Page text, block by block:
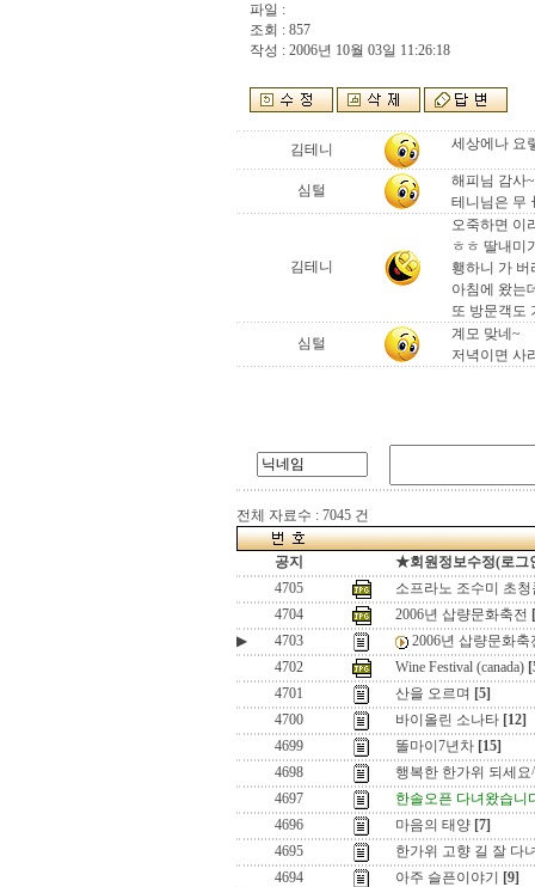
파일 :
조회 : 857
작성 : 2006년 10월 03일 11:26:18
김테니 세상에나 요
심털
해피님 감사~
테니님은 무
김테니
오죽하면 이
ㅎㅎ 딸내미
횅하니 가
아침에 왔는
또 방문객도
심털
계모 맞네~
저녁이면 사
전체 자료수 : 7045 건
공지
★회원정보수정(로그
4705
소프라노 조수미 초
4704
2006년 삽량문화축전
▶
4703
2006년 삽량문화
4702
Wine Festival (canada)
4701
산을 오르며 [5]
4700
바이올린 소나타 [12]
4699
똘마이7년차 [15]
4698
행복한 한가위 되세요
4697
한솔오픈 다녀왔습니
4696
마음의 태양 [7]
4695
한가위 고향 길 잘 다
4694
아주 슬픈이야기
[9]